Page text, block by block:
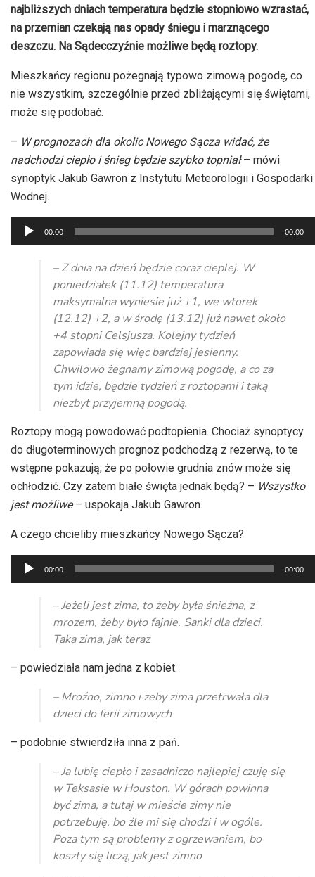
najbliższych dniach temperatura będzie stopniowo wzrastać,
na przemian czekają nas opady śniegu i marznącego
deszczu. Na Sądecczyźnie możliwe będą roztopy.
Mieszkańcy regionu pożegnają typowo zimową pogodę, co
nie wszystkim, szczególnie przed zbliżającymi się świętami,
może się podobać.
– W prognozach dla okolic Nowego Sącza widać, że
nadchodzi ciepło i śnieg będzie szybko topniał– mówi
synoptyk Jakub Gawron z Instytutu Meteorologii i Gospodarki
Wodnej.
Odtwarzacz
plików
dźwiękowych
00:00 00:00
– Z dnia na dzień będzie coraz cieplej. W
poniedziałek (11.12) temperatura
maksymalna wyniesie już +1, we wtorek
(12.12) +2, a w środę (13.12) już nawet około
+4 stopni Celsjusza. Kolejny tydzień
zapowiada się więc bardziej jesienny.
Chwilowo żegnamy zimową pogodę, a co za
tym idzie, będzie tydzień z roztopami i taką
niezbyt przyjemną pogodą.
Roztopy mogą powodować podtopienia. Chociaż synoptycy
do długoterminowych prognoz podchodzą z rezerwą, to te
wstępne pokazują, że po połowie grudnia znów może się
ochłodzić. Czy zatem białe święta jednak będą? – Wszystko
jest możliwe– uspokaja Jakub Gawron.
A czego chcieliby mieszkańcy Nowego Sącza?
Odtwarzacz
plików
dźwiękowych
00:00 00:00
– Jeżeli jest zima, to żeby była śnieżna, z
mrozem, żeby było fajnie. Sanki dla dzieci.
Taka zima, jak teraz
– powiedziała nam jedna z kobiet.
– Mroźno, zimno i żeby zima przetrwała dla
dzieci do ferii zimowych
– podobnie stwierdziła inna z pań.
– Ja lubię ciepło i zasadniczo najlepiej czuję się
w Teksasie w Houston. W górach powinna
być zima, a tutaj w mieście zimy nie
potrzebuję, bo źle mi się chodzi i w ogóle.
Poza tym są problemy z ogrzewaniem, bo
koszty się liczą, jak jest zimno